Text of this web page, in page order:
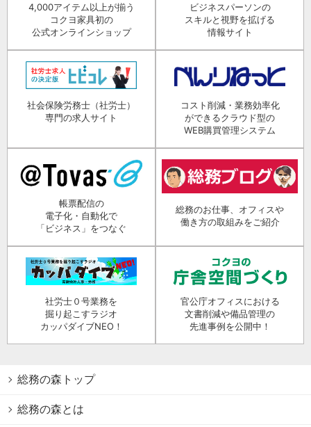
4,000アイテム以上が揃う
コクヨ家具初の
公式オンラインショップ
ビジネスパーソンの
スキルと視野を拡げる
情報サイト
社会保険労務士（社労士）
専門の求人サイト
コスト削減・業務効率化
ができるクラウド型の
WEB購買管理システム
帳票配信の
電子化・自動化で
「ビジネス」をつなぐ
総務のお仕事、オフィスや
働き方の取組みをご紹介
社労士０号業務を
掘り起こすラジオ
カッパダイブNEO！
官公庁オフィスにおける
文書削減や備品管理の
先進事例を公開中！
総務の森トップ
総務の森とは